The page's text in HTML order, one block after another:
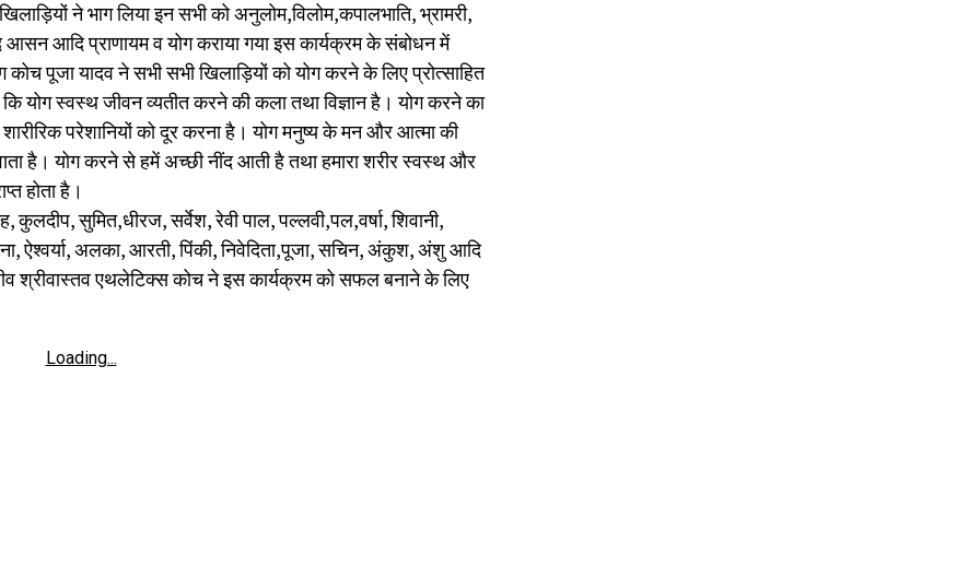
ने भाग लिया इन सभी को अनुलोम,विलोम,कपालभाति, भ्रामरी,
आदि प्राणायम व योग कराया गया इस कार्यक्रम के संबोधन में
पूजा यादव ने सभी सभी खिलाड़ियों को योग करने के लिए प्रोत्साहित
योग स्वस्थ जीवन व्यतीत करने की कला तथा विज्ञान है। योग करने का
परेशानियों को दूर करना है। योग मनुष्य के मन और आत्मा की
है। योग करने से हमें अच्छी नींद आती है तथा हमारा शरीर स्वस्थ और
होता है।
कुलदीप, सुमित,धीरज, सर्वेश, रेवी पाल, पल्लवी,पल,वर्षा, शिवानी,
ऐश्वर्या, अलका, आरती, पिंकी, निवेदिता,पूजा, सचिन, अंकुश, अंशु आदि
श्रीवास्तव एथलेटिक्स कोच ने इस कार्यक्रम को सफल बनाने के लिए
Loading...